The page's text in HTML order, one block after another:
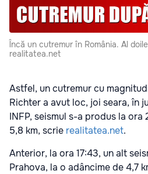
Încă un cutremur în România. Al
realitatea.net
Astfel, un cutremur cu
Richter a avut loc, joi seara, în
INFP, seismul s-a produs la ora
5,8 km, scrie realitatea.net.
Anterior, la ora 17:43, un alt
Prahova, la o adâncime de 4,7